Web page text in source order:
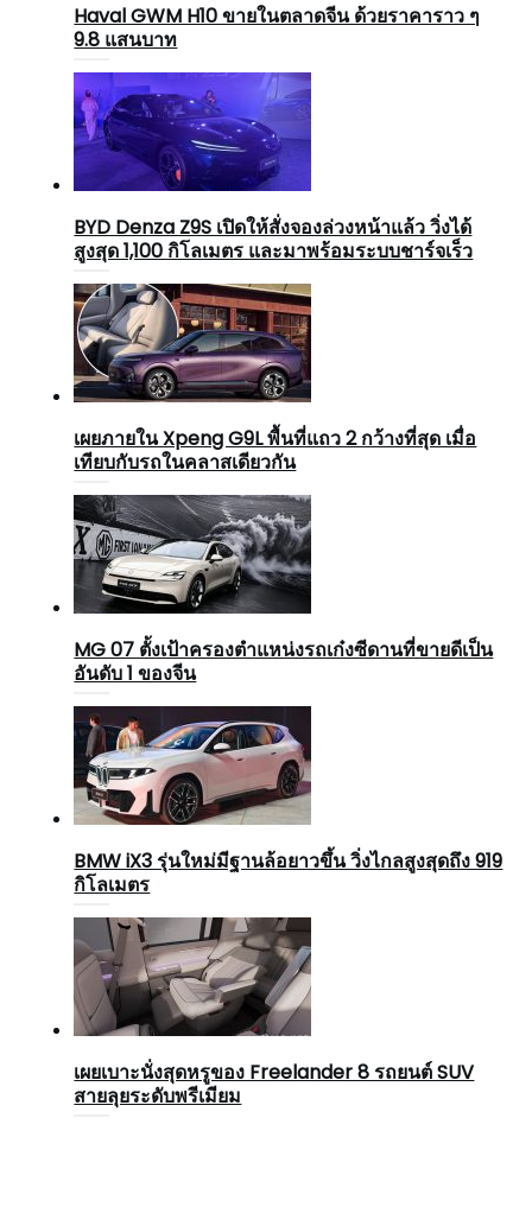
Haval GWM H10 ขายในตลาดจีน ด้วยราคาราว ๆ
9.8 แสนบาท
BYD Denza Z9S เปิดให้สั่งจองล่วงหน้าแล้ว วิ่งได้
สูงสุด 1,100 กิโลเมตร และมาพร้อมระบบชาร์จเร็ว
เผยภายใน Xpeng G9L พื้นที่แถว 2 กว้างที่สุด เมื่อ
เทียบกับรถในคลาสเดียวกัน
MG 07 ตั้งเป้าครองตำแหน่งรถเก๋งซีดานที่ขายดีเป็น
อันดับ 1 ของจีน
BMW iX3 รุ่นใหม่มีฐานล้อยาวขึ้น วิ่งไกลสูงสุดถึง 919
กิโลเมตร
เผยเบาะนั่งสุดหรูของ Freelander 8 รถยนต์ SUV
สายลุยระดับพรีเมียม